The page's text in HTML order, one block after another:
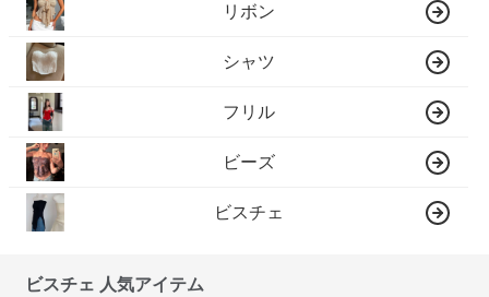
リボン
シャツ
フリル
ビーズ
ビスチェ
ビスチェ 人気アイテム